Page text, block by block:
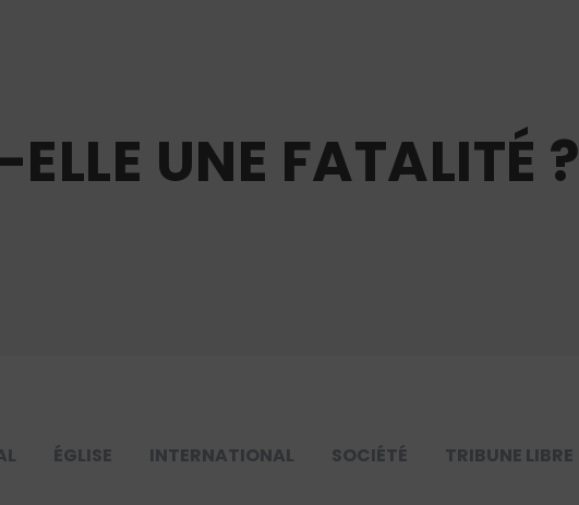
UNE FATALITÉ ?
ÉGLISE INTERNATIONAL SOCIÉTÉ TRIBUNE LIBRE